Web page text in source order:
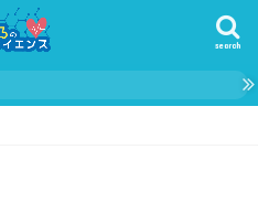
search